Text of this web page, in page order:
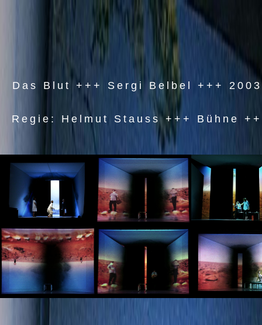
Das Blut +++ Sergi Belbel +++ 2003
Regie: Helmut Stauss +++ Bühne